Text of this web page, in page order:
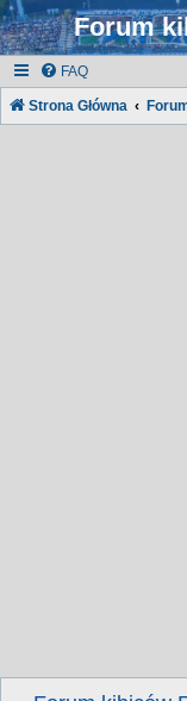
Forum
FAQ
Strona Główna